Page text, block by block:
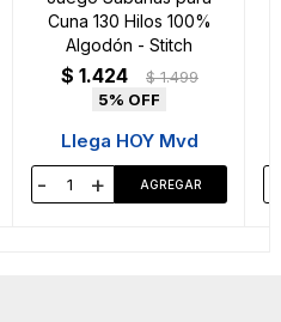
Cuna 130 Hilos 100%
Algodón - Stitch
$ 1.424 $ 1.499
5
Llega HOY Mvd
- +